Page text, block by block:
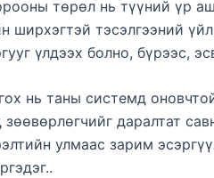
төрөл нь түүний үр
ширхэгтэй тэсэлгээний
үлдээх болно, бүрээс,
нь таны системд
зөөвөрлөгчийг даралтат
улмаас зарим